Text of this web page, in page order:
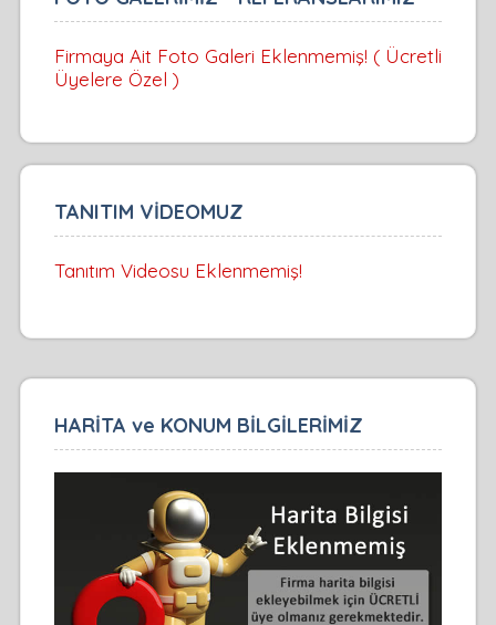
Firmaya Ait Foto Galeri Eklenmemiş! ( Ücretli
Üyelere Özel )
TANITIM VİDEOMUZ
Tanıtım Videosu Eklenmemiş!
HARİTA ve KONUM BİLGİLERİMİZ